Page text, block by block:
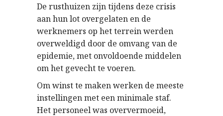
De rusthuizen zijn tijdens deze crisis
aan hun lot overgelaten en de
werknemers op het terrein werden
overweldigd door de omvang van de
epidemie, met onvoldoende middelen
om het gevecht te voeren.
Om winst te maken werken de meeste
instellingen met een minimale staf.
Het personeel was oververmoeid,